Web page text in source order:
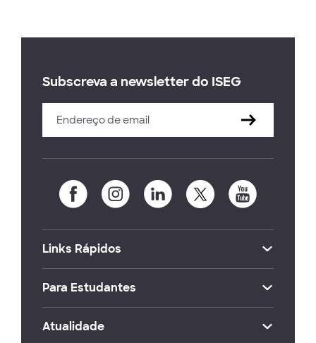
Subscreva a newsletter do ISEG
Links Rápidos
Para Estudantes
Atualidade